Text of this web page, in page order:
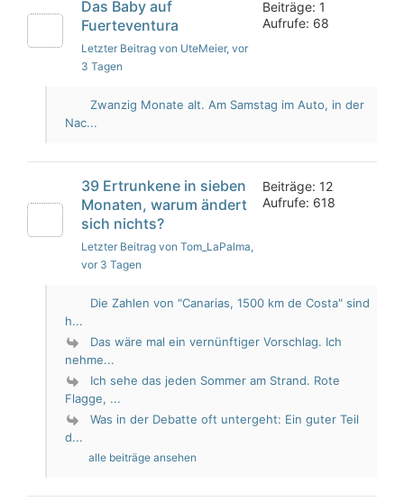
Das Baby auf
Fuerteventura
Letzter Beitrag von UteMeier, vor
3 Tagen
Beiträge: 1
Aufrufe: 68
Zwanzig Monate alt. Am Samstag im Auto, in der
Nac...
39 Ertrunkene in sieben
Monaten, warum ändert
sich nichts?
Letzter Beitrag von Tom_LaPalma,
vor 3 Tagen
Beiträge: 12
Aufrufe: 618
Die Zahlen von "Canarias, 1500 km de Costa" sind
h...
Das wäre mal ein vernünftiger Vorschlag. Ich
nehme...
Ich sehe das jeden Sommer am Strand. Rote
Flagge, ...
Was in der Debatte oft untergeht: Ein guter Teil
d...
alle beiträge ansehen